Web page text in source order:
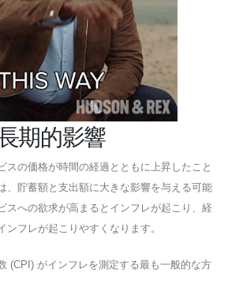
期的影響
スの価格が時間の経過とともに上昇したこと
、貯蓄額と支出額に大きな影響を与える可能
スへの欲求が高まるとインフレが起こり、経
フレが起こりやすくなります。
(CPI) がインフレを測定する最も一般的な方